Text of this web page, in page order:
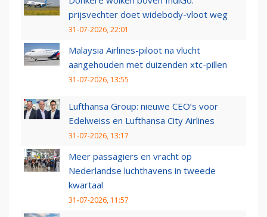
prijsvechter doet widebody-vloot weg
31-07-2026, 22:01
Malaysia Airlines-piloot na vlucht
aangehouden met duizenden xtc-pillen
31-07-2026, 13:55
Lufthansa Group: nieuwe CEO’s voor
Edelweiss en Lufthansa City Airlines
31-07-2026, 13:17
Meer passagiers en vracht op
Nederlandse luchthavens in tweede
kwartaal
31-07-2026, 11:57